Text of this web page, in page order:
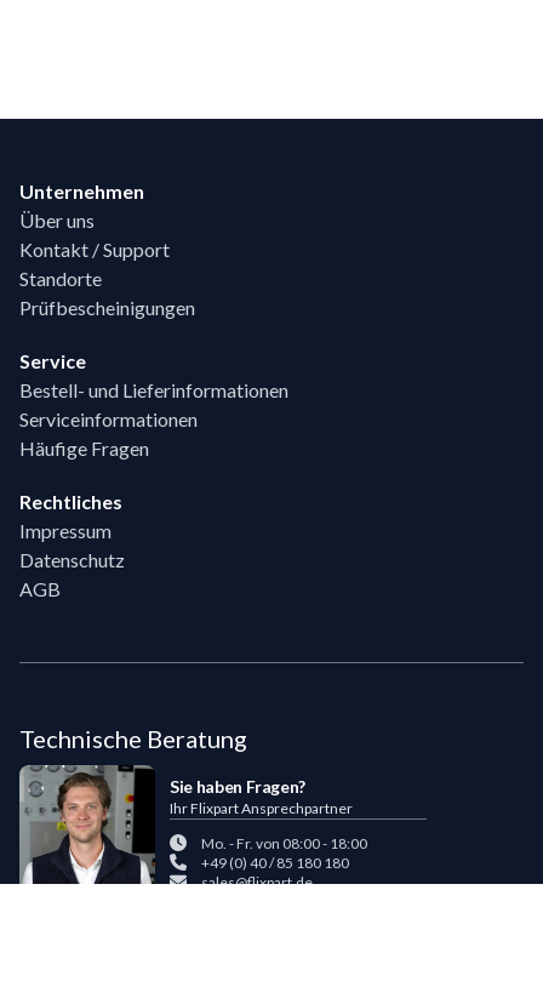
Unternehmen
Über uns
Kontakt / Support
Standorte
Prüfbescheinigungen
Service
Bestell- und Lieferinformationen
Serviceinformationen
Häufige Fragen
Rechtliches
Impressum
Datenschutz
AGB
Technische Beratung
Sie haben Fragen?
Ihr Flixpart Ansprechpartner
Mo. - Fr. von 08:00 - 18:00
+49 (0) 40 / 85 180 180
sales@flixpart.de